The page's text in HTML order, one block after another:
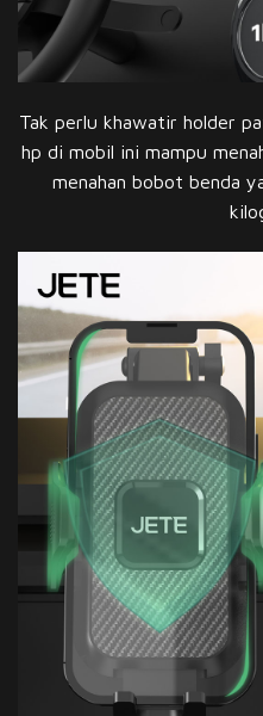
Tak perlu khawatir holder
hp di mobil ini mampu
menahan bobot benda